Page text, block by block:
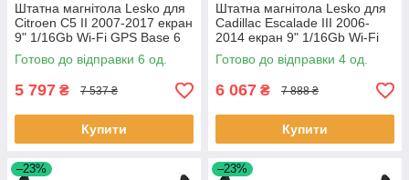
Штатна магнітола Lesko для
Citroen C5 II 2007-2017 екран
9" 1/16Gb Wi-Fi GPS Base 6
шт.
Готово до відправки 6 од.
5 797 ₴ 7 537 ₴
Купити
Штатна магнітола Lesko для
Cadillac Escalade III 2006-
2014 екран 9" 1/16Gb Wi-Fi
GPS Base Каміллак 4 шт.
Готово до відправки 4 од.
6 067 ₴ 7 888 ₴
Купити
–23% –23%